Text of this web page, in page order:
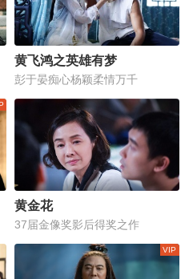
黄飞鸿之英雄有梦
彭于晏痴心杨颖柔情万千
黄金花
37届金像奖影后得奖之作